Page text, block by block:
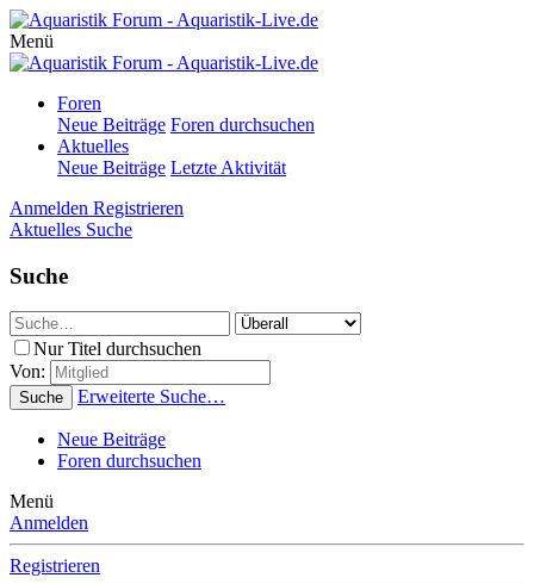
Menü
Foren
Neue Beiträge Foren durchsuchen
Aktuelles
Neue Beiträge Letzte Aktivität
Anmelden Registrieren
Aktuelles Suche
Suche
Nur Titel durchsuchen
Von:
Suche Erweiterte Suche…
Neue Beiträge
Foren durchsuchen
Menü
Anmelden
Registrieren